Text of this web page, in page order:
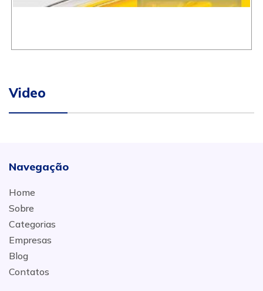
Video
Navegação
Home
Sobre
Categorias
Empresas
Blog
Contatos